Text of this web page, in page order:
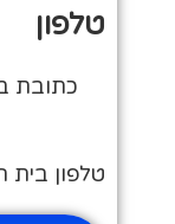
טלפון
כתובת
טלפון בית הספר: